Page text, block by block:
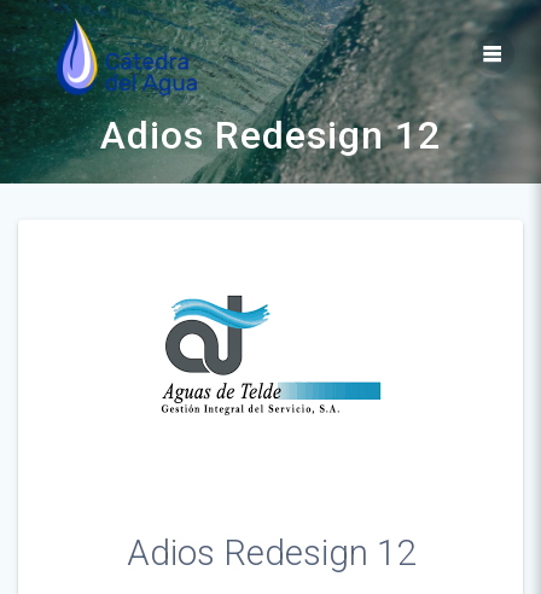
Saltar
al
contenido
Adios Redesign 12
Adios Redesign 12